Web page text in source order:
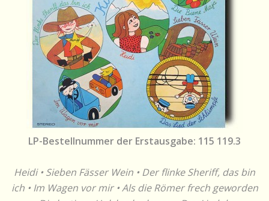
LP-Bestellnummer der Erstausgabe: 115 119.3
Heidi • Sieben Fässer Wein • Der flinke Sheriff, das bin
ich • Im Wagen vor mir • Als die Römer frech geworden